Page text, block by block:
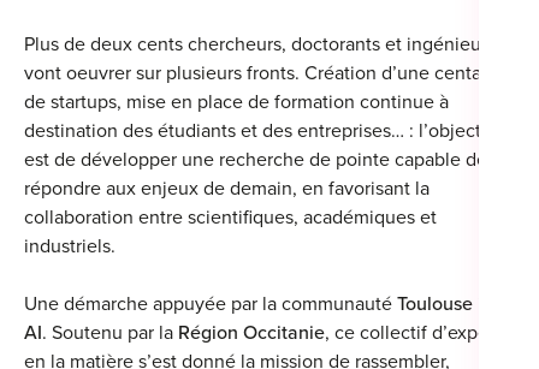
Plus de deux cents chercheurs, doctorants et ingénieurs
vont oeuvrer sur plusieurs fronts. Création d’une centaine
de startups, mise en place de formation continue à
destination des étudiants et des entreprises… : l’objectif
est de développer une recherche de pointe capable de
répondre aux enjeux de demain, en favorisant la
collaboration entre scientifiques, académiques et
industriels.
Une démarche appuyée par la communauté Toulouse is
AI. Soutenu par la Région Occitanie, ce collectif d’experts
en la matière s’est donné la mission de rassembler,